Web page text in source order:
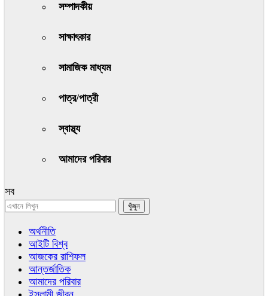
সম্পাদকীয়
সাক্ষাৎকার
সামাজিক মাধ্যম
পাত্র/পাত্রী
স্বাস্থ্য
আমাদের পরিবার
সব
অর্থনীতি
আইটি বিশ্ব
আজকের রাশিফল
আন্তর্জাতিক
আমাদের পরিবার